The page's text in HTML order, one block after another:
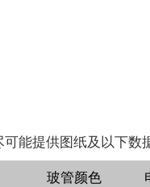
能提供图纸及以下数
玻管颜色